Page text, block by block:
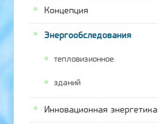
Концепция
Энергообследования
тепловизионное
зданий
Инновационная энергетика